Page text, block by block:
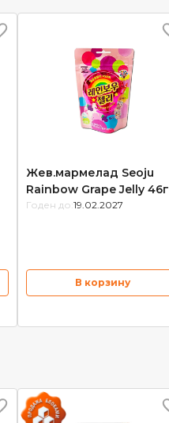
Жев.мармелад Seoju
Rainbow Grape Jelly
Годен до: 19.02.2027
В корзину